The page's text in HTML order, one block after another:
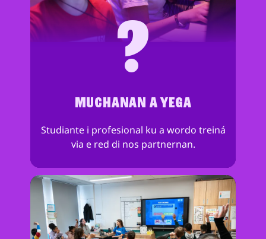
?
MUCHANAN A YEGA
Studiante i profesional ku a wordo treiná
via e red di nos partnernan.